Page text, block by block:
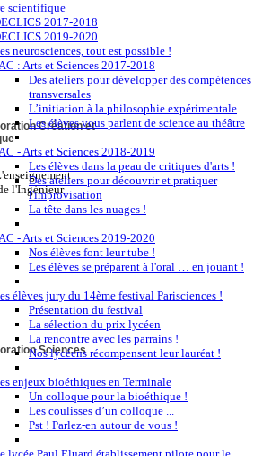
scientifique
2017-2018
2019-2020
neurosciences, tout est possible !
: Arts et Sciences 2017-2018
Des ateliers pour développer des compétences
transversales
L’initiation à la philosophie expérimentale
Les élèves vous parlent de science au théâtre
- Arts et Sciences 2018-2019
Les élèves dans la peau de critiques d'arts !
Des ateliers pour découvrir et pratiquer
l'improvisation
La tête dans les nuages !
- Arts et Sciences 2019-2020
Nos élèves font leur tube !
Les élèves se préparent à l'oral … en jouant !
élèves jury du 14ème festival Parisciences !
Présentation du festival
La sélection du prix lycéen
La rencontre avec les parrains !
Nos lycéens récompensent leur lauréat !
enjeux bioéthiques en Terminale
Un colloque pour la bioéthique !
Les coulisses d’un colloque ...
Pst ! Parlez-en autour de vous !
Création et
Sciences